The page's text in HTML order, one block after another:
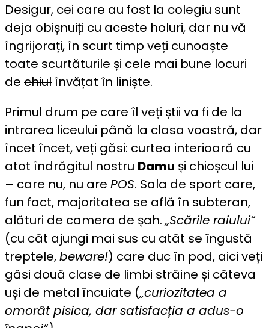
Desigur, cei care au fost la colegiu sunt
deja obișnuiți cu aceste holuri, dar nu vă
îngrijorați, în scurt timp veți cunoaște
toate scurtăturile și cele mai bune locuri
de chiulînvățat în liniște.
Primul drum pe care îl veți știi va fi de la
intrarea liceului până la clasa voastră, dar
încet încet, veți găsi: curtea interioară cu
atot îndrăgitul nostru Damu și chioșcul lui
– care nu, nu are POS. Sala de sport care,
fun fact, majoritatea se află în subteran,
alături de camera de șah.„Scările raiului“
(cu cât ajungi mai sus cu atât se îngustă
treptele,beware!) care duc în pod, aici veți
găsi două clase de limbi străine și câteva
uși de metal încuiate („curiozitatea a
omorât pisica, dar satisfacția a adus-o